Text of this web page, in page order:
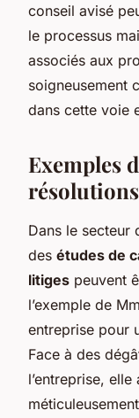
conseil avisé
le processus
associés aux
soigneusement
dans cette voie
Exemples
Dans le secteur
des études de
litiges peuvent
l’exemple de
entreprise pour
Face à des
l’entreprise,